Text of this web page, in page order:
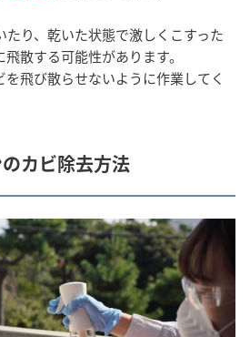
たり、乾いた状態で激しくこすった
散する可能性があります。
飛び散らせないように作業してく
カビ除去方法